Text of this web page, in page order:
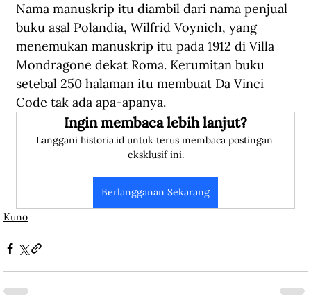
Nama manuskrip itu diambil dari nama penjual
buku asal Polandia, Wilfrid Voynich, yang
menemukan manuskrip itu pada 1912 di Villa
Mondragone dekat Roma. Kerumitan buku
setebal 250 halaman itu membuat Da Vinci
Code tak ada apa-apanya.
Ingin membaca lebih lanjut?
Langgani historia.id untuk terus membaca postingan
eksklusif ini.
Berlangganan Sekarang
Kuno